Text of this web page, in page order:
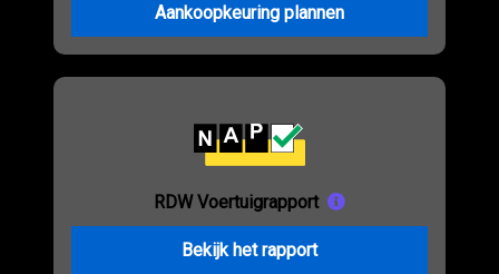
Aankoopkeuring plannen
RDW Voertuigrapport
Bekijk het rapport